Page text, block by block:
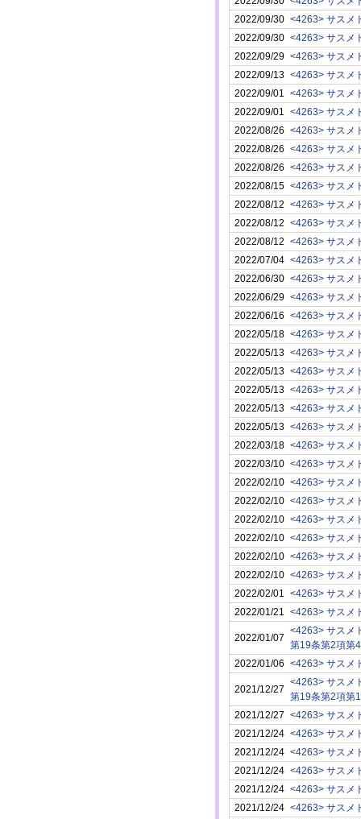
2022/09/30 <4263> サスメ
2022/09/30 <4263> サスメ
2022/09/29 <4263> サスメ
2022/09/13 <4263> サスメ
2022/09/01
<4263> サスメ
2022/09/01
<4263> サスメ
2022/08/26 <4263> サスメ
2022/08/26 <4263> サスメ
2022/08/26 <4263> サスメ
2022/08/15 <4263> サスメ
2022/08/12 <4263> サスメ
2022/08/12 <4263> サスメ
2022/08/12 <4263> サスメ
2022/07/04 <4263> サスメ
2022/06/30 <4263> サスメ
2022/06/29 <4263> サスメ
2022/06/16 <4263> サスメ
2022/05/18 <4263> サスメ
2022/05/13 <4263> サスメ
2022/05/13 <4263> サスメ
2022/05/13 <4263> サスメ
2022/05/13 <4263> サスメ
2022/05/13 <4263> サスメ
2022/03/18 <4263> サスメ
2022/03/10 <4263> サスメ
2022/02/10 <4263> サスメ
2022/02/10 <4263> サスメ
2022/02/10 <4263> サスメ
2022/02/10 <4263> サスメ
2022/02/10 <4263> サスメ
2022/02/10 <4263> サスメ
2022/02/01
<4263> サスメ
2022/01/21
<4263> サスメ
2022/01/07
<4263> サスメ
第19条第2項第
2022/01/06 <4263> サスメ
2021/12/27
<4263> サスメ
第19条第2項第
2021/12/27 <4263> サスメ
2021/12/24 <4263> サスメ
2021/12/24 <4263> サスメ
2021/12/24 <4263> サスメ
2021/12/24 <4263> サスメ
2021/12/24 <4263> サスメ